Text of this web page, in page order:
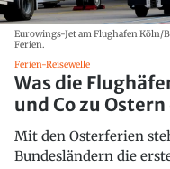
Eurowings-Jet am Flughafen Köln/
Ferien.
Ferien-Reisewelle
Was die
und Co zu
Mit den Osterferien
Bundesländern die